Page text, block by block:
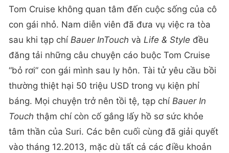
Tom Cruise không quan tâm đến cuộc sống của cô
con gái nhỏ. Nam diễn viên đã đưa vụ việc ra tòa
sau khi tạp chí Bauer InTouch và Life & Style đều
đăng tải những câu chuyện cáo buộc Tom Cruise
“bỏ rơi” con gái mình sau ly hôn. Tài tử yêu cầu bồi
thường thiệt hại 50 triệu USD trong vụ kiện phỉ
báng. Mọi chuyện trở nên tồi tệ, tạp chí Bauer In
Touch thậm chí còn cố gắng lấy hồ sơ sức khỏe
tâm thần của Suri. Các bên cuối cùng đã giải quyết
vào tháng 12.2013, mặc dù tất cả các điều khoản